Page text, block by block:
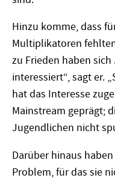
Hinzu komme, dass
Multiplikatoren
zu Frieden haben
interessiert“, sagt er.
hat das Interesse
Mainstream geprägt;
Jugendlichen nicht
Darüber hinaus
Problem, für das sie